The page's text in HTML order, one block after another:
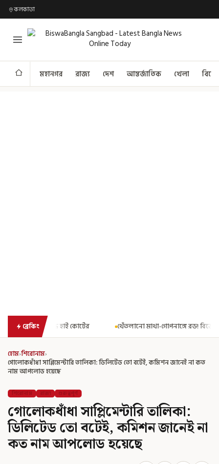
কলকাতা
মহানগর রাজ্য দেশ আন্তর্জাতিক খেলা
ব্রেকিং
কোর্টের থেঁতলানো মাথা-গোপনাঙ্গে রড! বিজেপিশাসিত অসমে
হোম›শিরোনাম›
গোলোকধাঁধা সাপ্লিমেন্টারি তালিকা: ডিলিটেড তো বটেই, কমিশন জানেই না কত
নাম আপলোড হয়েছে
শিরোনাম রাজ্য গুরুত্বপূর্ণ
গোলোকধাঁধা সাপ্লিমেন্টারি তালিকা:
ডিলিটেড তো বটেই, কমিশন জানেই না
কত নাম আপলোড হয়েছে